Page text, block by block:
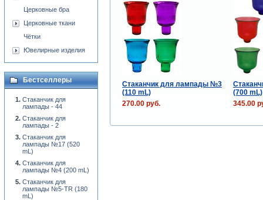
Стаканчик для лампады №3
(110 mL)
(700 mL)
270.00 руб.
345.00
Церковные бра
Церковные ткани
Чётки
Ювелирные изделия
Бестселлеры
Стаканчик для
лампады - 44
Стаканчик для
лампады - 2
Стаканчик для
лампады №17 (520
mL)
Стаканчик для
лампады №4 (200 mL)
Стаканчик для
лампады №5-TR (180
mL)